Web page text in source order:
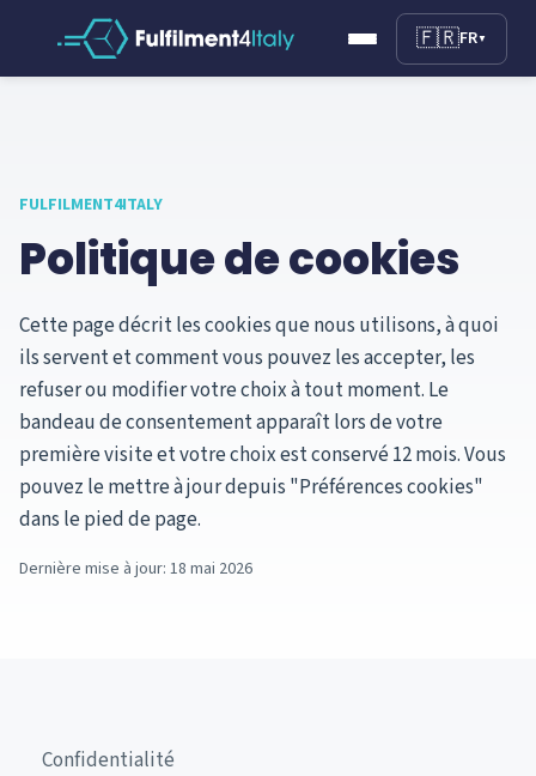
🇫🇷FR▼
FULFILMENT4ITALY
Politique de cookies
Cette page décrit les cookies que nous utilisons, à quoi
ils servent et comment vous pouvez les accepter, les
refuser ou modifier votre choix à tout moment. Le
bandeau de consentement apparaît lors de votre
première visite et votre choix est conservé 12 mois. Vous
pouvez le mettre à jour depuis "Préférences cookies"
dans le pied de page.
Dernière mise à jour: 18 mai 2026
Confidentialité